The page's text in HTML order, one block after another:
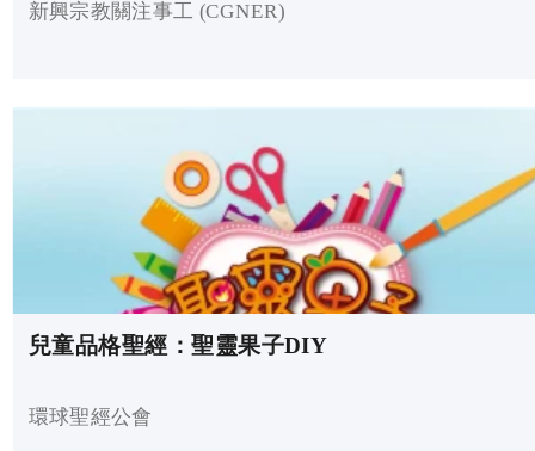
新興宗教關注事工 (CGNER)
兒童品格聖經：聖靈果子DIY
環球聖經公會